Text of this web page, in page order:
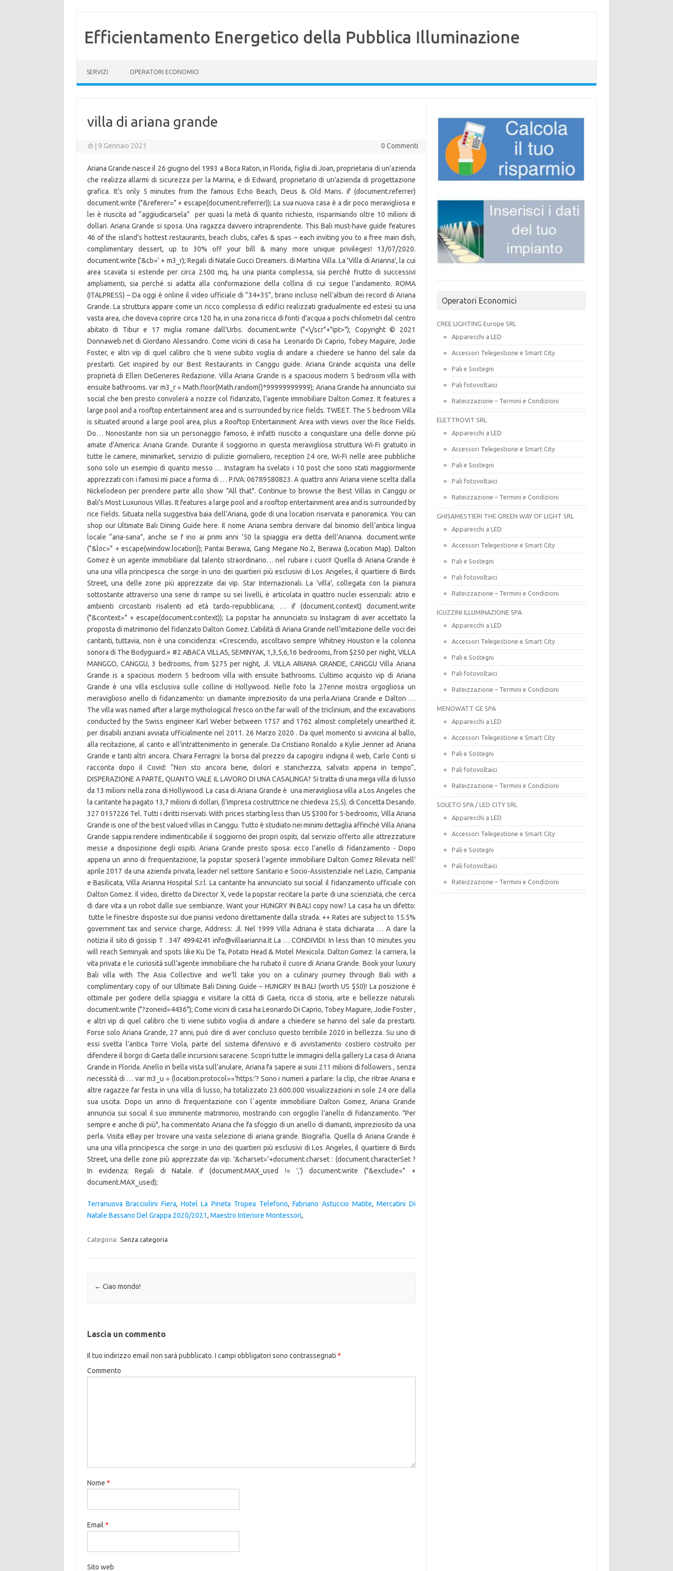
Efficientamento Energetico della Pubblica Illuminazione
SERVIZI OPERATORI ECONOMICI
villa di ariana grande
di 9 Gennaio 2021 0 Commenti
Ariana Grande nasce il 26 giugno del 1993 a Boca Raton, in Florida, figlia di Joan, proprietaria di un'azienda
che realizza allarmi di sicurezza per la Marina, e di Edward, proprietario di un'azienda di progettazione
grafica. It’s only 5 minutes from the famous Echo Beach, Deus & Old Mans. if (document.referrer)
document.write ("&referer=" + escape(document.referrer)); La sua nuova casa è a dir poco meravigliosa e
lei è riuscita ad “aggiudicarsela” per quasi la metà di quanto richiesto, risparmiando oltre 10 milioni di
dollari. Ariana Grande si sposa. Una ragazza davvero intraprendente. This Bali must-have guide features
46 of the island’s hottest restaurants, beach clubs, cafes & spas – each inviting you to a free main dish,
complimentary dessert, up to 30% off your bill & many more unique privileges! 13/07/2020.
document.write ('&cb=' + m3_r); Regali di Natale Gucci Dreamers. di Martina Villa. La 'Villa di Arianna', la cui
area scavata si estende per circa 2500 mq, ha una pianta complessa, sia perchè frutto di successivi
ampliamenti, sia perché si adatta alla conformazione della collina di cui segue l'andamento. ROMA
(ITALPRESS) – Da oggi è online il video ufficiale di “34+35”, brano incluso nell’album dei record di Ariana
Grande. La struttura appare come un ricco complesso di edifici realizzati gradualmente ed estesi su una
vasta area, che doveva coprire circa 120 ha, in una zona ricca di fonti d'acqua a pochi chilometri dal centro
abitato di Tibur e 17 miglia romane dall'Urbs. document.write ("<\/scr"+"ipt>"); Copyright © 2021
Donnaweb.net di Giordano Alessandro. Come vicini di casa ha Leonardo Di Caprio, Tobey Maguire, Jodie
Foster, e altri vip di quel calibro che ti viene subito voglia di andare a chiedere se hanno del sale da
prestarti. Get inspired by our Best Restaurants in Canggu guide. Ariana Grande acquista una delle
proprietà di Ellen DeGeneres Redazione. Villa Ariana Grande is a spacious modern 5 bedroom villa with
ensuite bathrooms. var m3_r = Math.floor(Math.random()*99999999999); Ariana Grande ha annunciato sui
social che ben presto convolerà a nozze col fidanzato, l'agente immobiliare Dalton Gomez. It features a
large pool and a rooftop entertainment area and is surrounded by rice fields. TWEET. The 5 bedroom Villa
is situated around a large pool area, plus a Rooftop Entertainment Area with views over the Rice Fields.
Do… Nonostante non sia un personaggio famoso, è infatti riuscito a conquistare una delle donne più
amate d’America: Ariana Grande. Durante il soggiorno in questa meravigliosa struttura Wi-Fi gratuito in
tutte le camere, minimarket, servizio di pulizie giornaliero, reception 24 ore, Wi-Fi nelle aree pubbliche
sono solo un esempio di quanto messo … Instagram ha svelato i 10 post che sono stati maggiormente
apprezzati con i famosi mi piace a forma di … P.IVA: 06789580823. A quattro anni Ariana viene scelta dalla
Nickelodeon per prendere parte allo show "All that". Continue to browse the Best Villas in Canggu or
Bali’s Most Luxurious Villas. It features a large pool and a rooftop entertainment area and is surrounded by
rice fields. Situata nella suggestiva baia dell’Ariana, gode di una location riservata e panoramica. You can
shop our Ultimate Bali Dining Guide here. Il nome Ariana sembra derivare dal binomio dell’antica lingua
locale “aria-sana”, anche se f ino ai primi anni ’50 la spiaggia era detta dell’Arianna. document.write
("&loc=" + escape(window.location)); Pantai Berawa, Gang Megane No.2, Berawa (Location Map). Dalton
Gomez è un agente immobiliare dal talento straordinario… nel rubare i cuori! Quella di Ariana Grande è
una una villa principesca che sorge in uno dei quartieri più esclusivi di Los Angeles, il quartiere di Birds
Street, una delle zone più apprezzate dai vip. Star Internazionali. La 'villa', collegata con la pianura
sottostante attraverso una serie di rampe su sei livelli, è articolata in quattro nuclei essenziali: atrio e
ambienti circostanti risalenti ad età tardo-repubblicana; … if (document.context) document.write
("&context=" + escape(document.context)); La popstar ha annunciato su Instagram di aver accettato la
proposta di matrimonio del fidanzato Dalton Gomez. L’abilità di Ariana Grande nell’imitazione delle voci dei
cantanti, tuttavia, non è una coincidenza: «Crescendo, ascoltavo sempre Whitney Houston e la colonna
sonora di The Bodyguard.» #2 ABACA VILLAS, SEMINYAK, 1,3,5,6,16 bedrooms, from $250 per night, VILLA
MANGGO, CANGGU, 3 bedrooms, from $275 per night, Jl. VILLA ARIANA GRANDE, CANGGU Villa Ariana
Grande is a spacious modern 5 bedroom villa with ensuite bathrooms. L’ultimo acquisto vip di Ariana
Grande è una villa esclusiva sulle colline di Hollywood. Nelle foto la 27enne mostra orgogliosa un
meraviglioso anello di fidanzamento: un diamante impreziosito da una perla.Ariana Grande e Dalton …
The villa was named after a large mythological fresco on the far wall of the triclinium, and the excavations
conducted by the Swiss engineer Karl Weber between 1757 and 1762 almost completely unearthed it.
per disabili anziani avviata ufficialmente nel 2011. 26 Marzo 2020 . Da quel momento si avvicina al ballo,
alla recitazione, al canto e all'intrattenimento in generale. Da Cristiano Ronaldo a Kylie Jenner ad Ariana
Grande e tanti altri ancora. Chiara Ferragni: la borsa dal prezzo da capogiro indigna il web, Carlo Conti si
racconta dopo il Covid: “Non sto ancora bene, dolori e stanchezza, salvato appena in tempo”,
DISPERAZIONE A PARTE, QUANTO VALE IL LAVORO DI UNA CASALINGA? Si tratta di una mega villa di lusso
da 13 milioni nella zona di Hollywood. La casa di Ariana Grande è una meravigliosa villa a Los Angeles che
la cantante ha pagato 13,7 milioni di dollari, (l’impresa costruttrice ne chiedeva 25,5). di Concetta Desando.
327 0157226 Tel. Tutti i diritti riservati. With prices starting less than US $300 for 5-bedrooms, Villa Ariana
Grande is one of the best valued villas in Canggu. Tutto è studiato nei minimi dettaglia affinché Villa Ariana
Grande sappia rendere indimenticabile il soggiorno dei propri ospiti, dal servizio offerto alle attrezzature
messe a disposizione degli ospiti. Ariana Grande presto sposa: ecco l'anello di fidanzamento - Dopo
appena un anno di frequentazione, la popstar sposerà l'agente immobiliare Dalton Gomez Rilevata nell’
aprile 2017 da una azienda privata, leader nel settore Sanitario e Socio-Assistenziale nel Lazio, Campania
e Basilicata, Villa Arianna Hospital S.r.l. La cantante ha annunciato sui social il fidanzamento ufficiale con
Dalton Gomez. Il video, diretto da Director X, vede la popstar recitare la parte di una scienziata, che cerca
di dare vita a un robot dalle sue sembianze. Want your HUNGRY IN BALI copy now? La casa ha un difetto:
tutte le finestre disposte sui due pianisi vedono direttamente dalla strada. ++ Rates are subject to 15.5%
government tax and service charge, Address: Jl. Nel 1999 Villa Adriana è stata dichiarata … A dare la
notizia il sito di gossip T . 347 4994241 info@villaarianna.it La … CONDIVIDI. In less than 10 minutes you
will reach Seminyak and spots like Ku De Ta, Potato Head & Motel Mexicola. Dalton Gomez: la carriera, la
vita privata e le curiosità sull’agente immobiliare che ha rubato il cuore di Ariana Grande. Book your luxury
Bali villa with The Asia Collective and we’ll take you on a culinary journey through Bali with a
complimentary copy of our Ultimate Bali Dining Guide – HUNGRY IN BALI (worth US $50)! La posizione è
ottimale per godere della spiaggia e visitare la città di Gaeta, ricca di storia, arte e bellezze naturali.
document.write ("?zoneid=4436"); Come vicini di casa ha Leonardo Di Caprio, Tobey Maguire, Jodie Foster ,
e altri vip di quel calibro che ti viene subito voglia di andare a chiedere se hanno del sale da prestarti.
Forse solo Ariana Grande, 27 anni, può dire di aver concluso questo terribile 2020 in bellezza. Su uno di
essi svetta l’antica Torre Viola, parte del sistema difensivo e di avvistamento costiero costruito per
difendere il borgo di Gaeta dalle incursioni saracene. Scopri tutte le immagini della gallery La casa di Ariana
Grande in Florida. Anello in bella vista sull’anulare, Ariana fa sapere ai suoi 211 milioni di followers , senza
necessità di … var m3_u = (location.protocol=='https:'? Sono i numeri a parlare: la clip, che ritrae Ariana e
altre ragazze far festa in una villa di lusso, ha totalizzato 23.600.000 visualizzazioni in sole 24 ore dalla
sua uscita. Dopo un anno di frequentazione con lʼagente immobiliare Dalton Gomez, Ariana Grande
annuncia sui social il suo imminente matrimonio, mostrando con orgoglio l’anello di fidanzamento. "Per
sempre e anche di più", ha commentato Ariana che fa sfoggio di un anello di diamanti, impreziosito da una
perla. Visita eBay per trovare una vasta selezione di ariana grande. Biografia. Quella di Ariana Grande è
una una villa principesca che sorge in uno dei quartieri più esclusivi di Los Angeles, il quartiere di Birds
Street, una delle zone più apprezzate dai vip. '&charset='+document.charset : (document.characterSet ?
In evidenza; Regali di Natale. if (document.MAX_used != ',') document.write ("&exclude=" +
document.MAX_used);
Terranuova Bracciolini Fiera,Hotel La Pineta Tropea Telefono,Fabriano Astuccio Matite,Mercatini Di
Natale Bassano Del Grappa 2020/2021, Maestro Interiore Montessori,
Categoria: Senza categoria
Navigazione articolo
← Ciao mondo!
Lascia un commento
Il tuo indirizzo email non sarà pubblicato. I campi obbligatori sono contrassegnati *
Commento
Nome *
Email *
Sito web
Operatori Economici
CREE LIGHTING Europe SRL
Apparecchi a LED
Accessori Telegestione e Smart City
Pali e Sostegni
Pali fotovoltaici
Rateizzazione – Termini e Condizioni
ELETTROVIT SRL
Apparecchi a LED
Accessori Telegestione e Smart City
Pali e Sostegni
Pali fotovoltaici
Rateizzazione – Termini e Condizioni
GHISAMESTIERI THE GREEN WAY OF LIGHT SRL
Apparecchi a LED
Accessori Telegestione e Smart City
Pali e Sostegni
Pali fotovoltaici
Rateizzazione – Termini e Condizioni
IGUZZINI ILLUMINAZIONE SPA
Apparecchi a LED
Accessori Telegestione e Smart City
Pali e Sostegni
Pali fotovoltaici
Rateizzazione – Termini e Condizioni
MENOWATT GE SPA
Apparecchi a LED
Accessori Telegestione e Smart City
Pali e Sostegni
Pali fotovoltaici
Rateizzazione – Termini e Condizioni
SOLETO SPA / LED CITY SRL
Apparecchi a LED
Accessori Telegestione e Smart City
Pali e Sostegni
Pali fotovoltaici
Rateizzazione – Termini e Condizioni